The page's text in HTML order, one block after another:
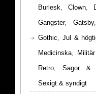
Burlesk, Clown,
Gangster, Gatsby
Gothic, Jul &
Medicinska,
Retro, Sagor &
Sexigt & syndigt